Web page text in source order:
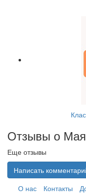
Отзывы о
Еще отзывы
Написать
О нас
Контакты